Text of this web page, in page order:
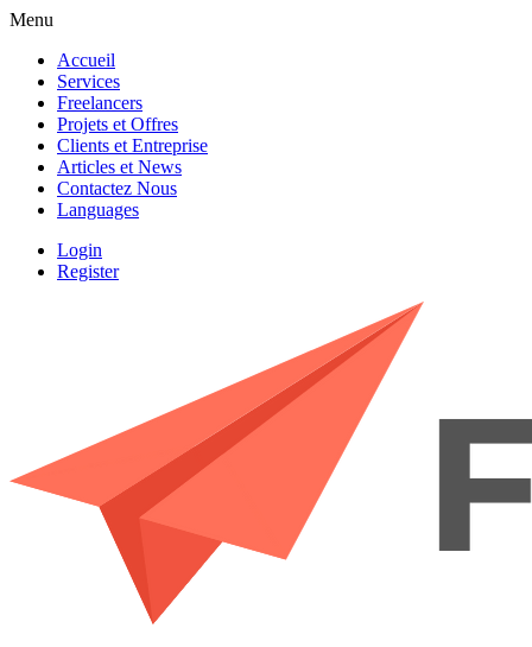
Menu
Accueil
Services
Freelancers
Projets et Offres
Clients et Entreprise
Articles et News
Contactez Nous
Languages
Login
Register